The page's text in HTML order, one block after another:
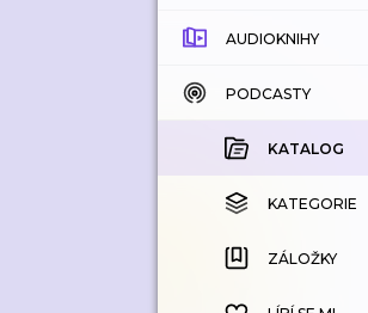
AUDIOKNIHY
KATALOG
KOUPENÉ
KATEGORIE
ZÁLOŽKY
PODCASTY
KATALOG
KATEGORIE
ZÁLOŽKY